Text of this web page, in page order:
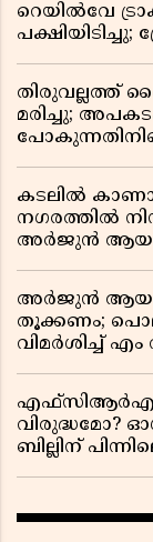
റെയിൽവേ
തിരുവല്ലത്ത്
മരിച്ചു;
കടലിൽ
നഗരത്തിൽ
അർജുൻ
അർജുൻ
തൂക്കണം;
വിമർശിച്ച്
എഫ്സിആർഎ
വിരുദ്ധമോ?
ബില്ലിന്